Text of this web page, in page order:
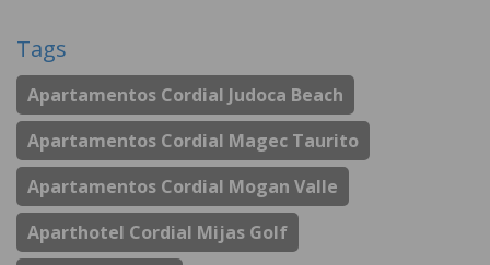
Tags
Apartamentos Cordial Judoca Beach
Apartamentos Cordial Magec Taurito
Apartamentos Cordial Mogan Valle
Aparthotel Cordial Mijas Golf